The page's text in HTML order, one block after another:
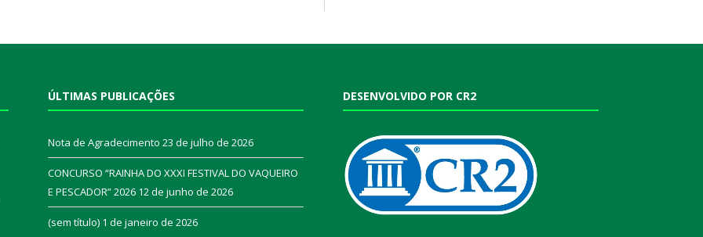
ÚLTIMAS PUBLICAÇÕES
Nota de Agradecimento 23 de julho de 2026
CONCURSO “RAINHA DO XXXI FESTIVAL DO VAQUEIRO
E PESCADOR” 2026 12 de junho de 2026
(sem título) 1 de janeiro de 2026
DESENVOLVIDO POR CR2